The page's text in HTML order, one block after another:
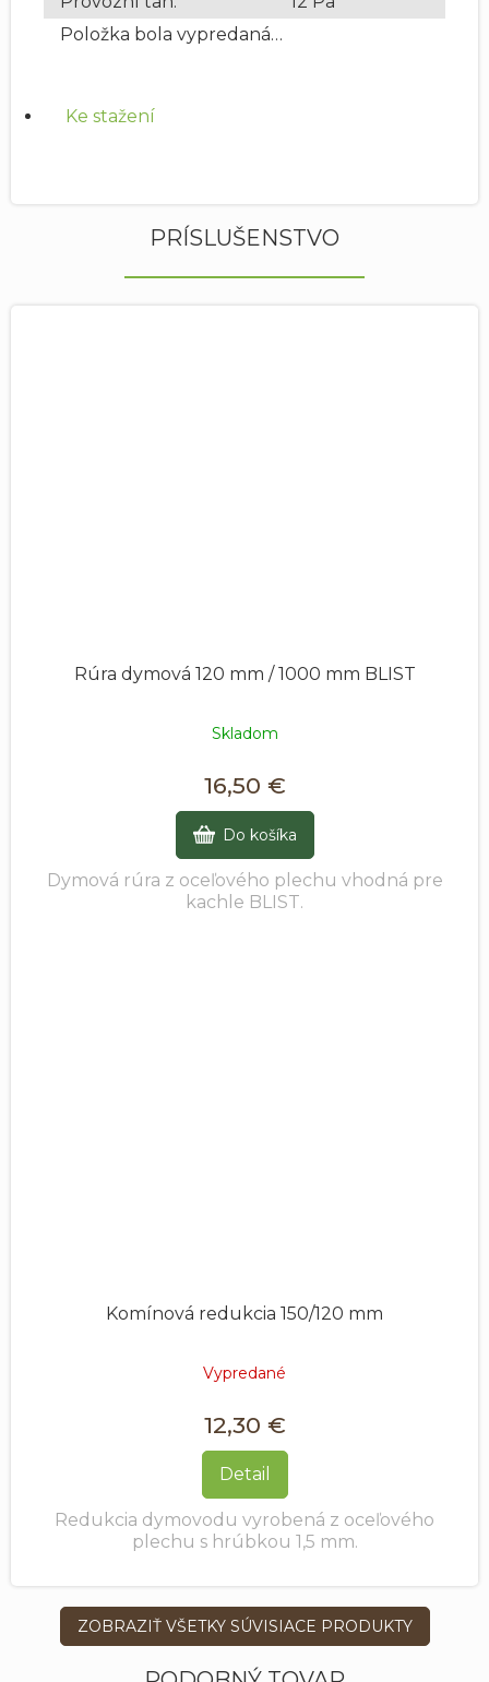
Položka bola vypredaná…
Ke stažení
PRÍSLUŠENSTVO
Rúra dymová 120 mm / 1000 mm BLIST
Skladom
16,50 €
Do košíka
Dymová rúra z oceľového plechu vhodná pre
kachle BLIST.
Komínová redukcia 150/120 mm
Vypredané
12,30 €
Detail
Redukcia dymovodu vyrobená z oceľového
plechu s hrúbkou 1,5 mm.
ZOBRAZIŤ VŠETKY SÚVISIACE PRODUKTY